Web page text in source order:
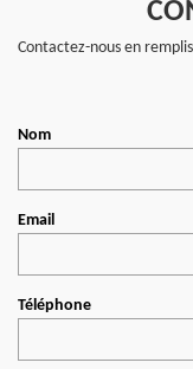
Contactez-nous en
Nom
Email
Téléphone